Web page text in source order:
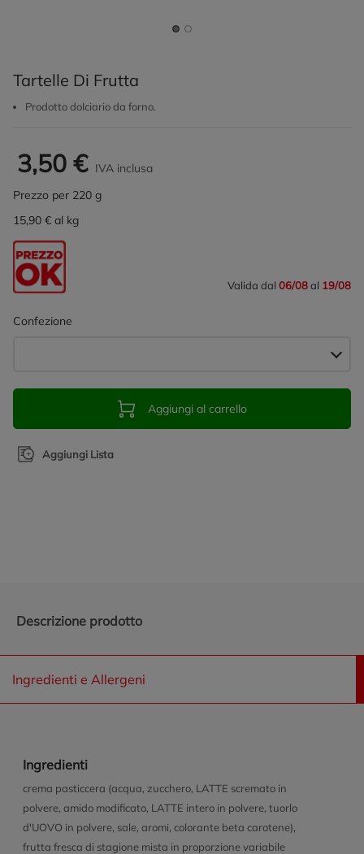
Tartelle Di Frutta
Prodotto dolciario da forno.
3,50 € IVA inclusa
Prezzo per 220 g
15,90 € al kg
Valida dal 06/08al 19/08
Confezione
Aggiungi al carrello
Aggiungi Lista
Descrizione prodotto
Ingredienti e Allergeni
Ingredienti
crema pasticcera (acqua, zucchero, LATTE scremato in
polvere, amido modificato, LATTE intero in polvere, tuorlo
d'UOVO in polvere, sale, aromi, colorante beta carotene),
frutta fresca di stagione mista in proporzione variabile